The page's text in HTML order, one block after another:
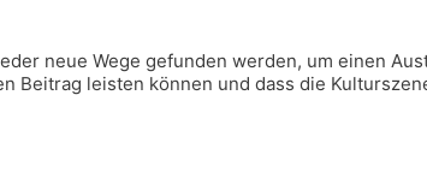
neue Wege gefun­den wer­den, um einen
Bei­trag leis­ten kön­nen und dass die